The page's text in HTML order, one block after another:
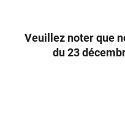
Veuillez noter que
du 23